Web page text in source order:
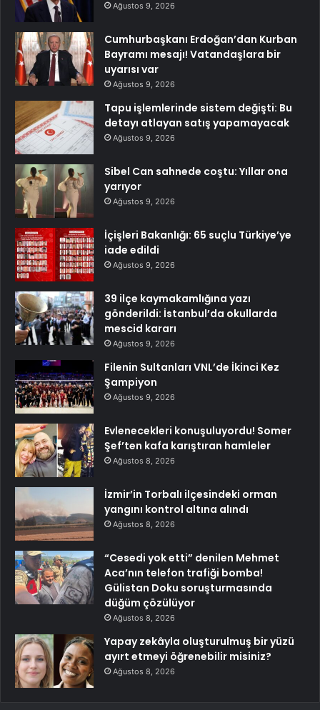
Ağustos 9, 2026
Cumhurbaşkanı Erdoğan’dan Kurban
Bayramı mesajı! Vatandaşlara bir
uyarısı var
Ağustos 9, 2026
Tapu işlemlerinde sistem değişti: Bu
detayı atlayan satış yapamayacak
Ağustos 9, 2026
Sibel Can sahnede coştu: Yıllar ona
yarıyor
Ağustos 9, 2026
İçişleri Bakanlığı: 65 suçlu Türkiye’ye
iade edildi
Ağustos 9, 2026
39 ilçe kaymakamlığına yazı
gönderildi: İstanbul’da okullarda
mescid kararı
Ağustos 9, 2026
Filenin Sultanları VNL’de İkinci Kez
Şampiyon
Ağustos 9, 2026
Evlenecekleri konuşuluyordu! Somer
Şef’ten kafa karıştıran hamleler
Ağustos 8, 2026
İzmir’in Torbalı ilçesindeki orman
yangını kontrol altına alındı
Ağustos 8, 2026
“Cesedi yok etti” denilen Mehmet
Aca’nın telefon trafiği bomba!
Gülistan Doku soruşturmasında
düğüm çözülüyor
Ağustos 8, 2026
Yapay zekâyla oluşturulmuş bir yüzü
ayırt etmeyi öğrenebilir misiniz?
Ağustos 8, 2026